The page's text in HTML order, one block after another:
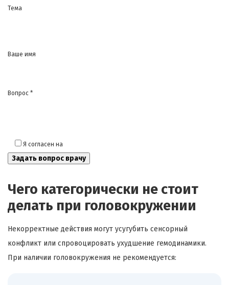
Тема
Ваше имя
Вопрос *
Я согласен на
Чего категорически не стоит
делать при головокружении
Некорректные действия могут усугубить сенсорный
конфликт или спровоцировать ухудшение гемодинамики.
При наличии головокружения не рекомендуется: